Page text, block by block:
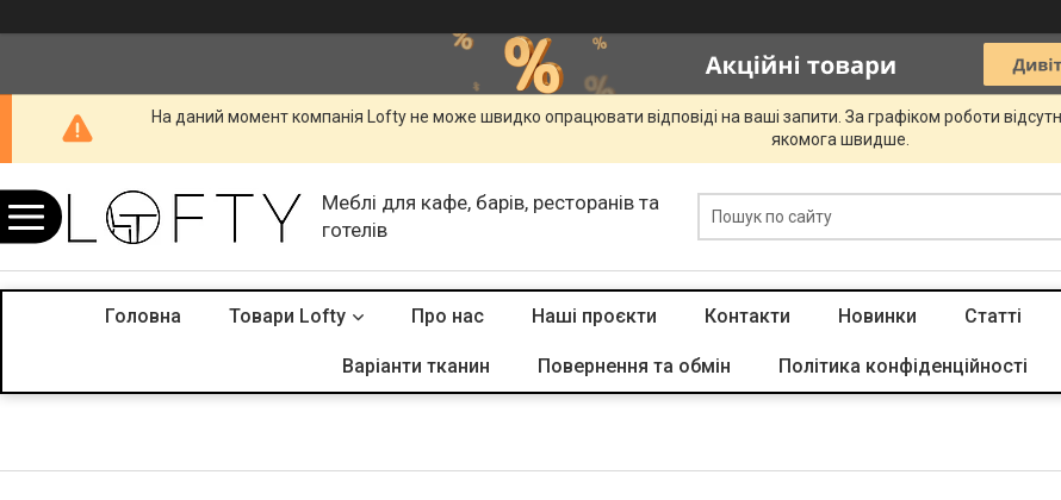
На даний момент компанія Lofty не може швидко опрацювати відповіді на ваші запити. За графіком роботи
якомога швидше.
Меблі для кафе, барів, ресторанів та
готелів
Головна Товари Lofty Про нас Наші проєкти Контакти Новинки Статті
Варіанти тканин Повернення та обмін Політика конфіденційності